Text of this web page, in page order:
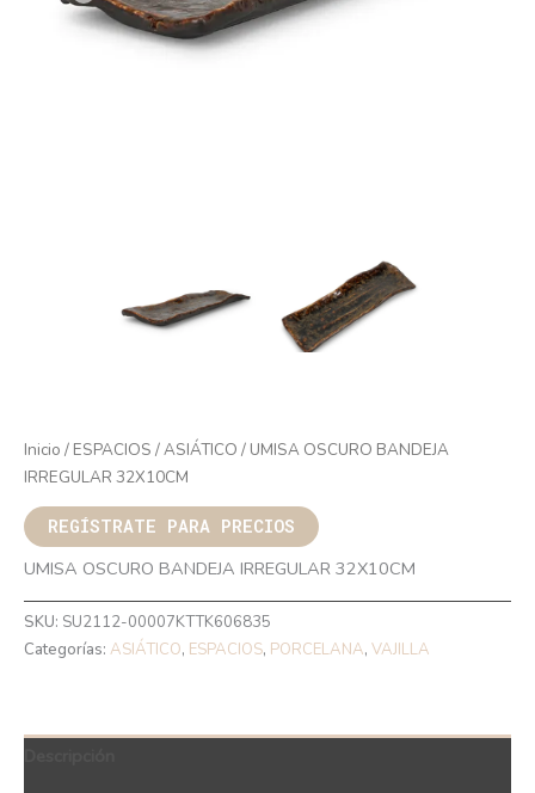
Inicio / ESPACIOS /ASIÁTICO / UMISA OSCURO BANDEJA
IRREGULAR 32X10CM
REGÍSTRATE PARA PRECIOS
UMISA OSCURO BANDEJA IRREGULAR 32X10CM
SKU: SU2112-00007KTTK606835
Categorías: ASIÁTICO, ESPACIOS, PORCELANA, VAJILLA